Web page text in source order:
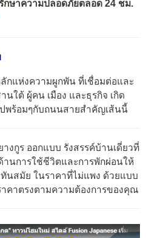
กษาความปลอดภัยตลอด 24 ชม.
กแห่งความผูกพัน ที่เชื่อมต่อและ
นใต้ ผู้คน เมือง และธุรกิจ เกิด
พร้อมๆกับถนนสายสำคัญเส้นนี้
งกูร ออกแบบ รังสรรค์บ้านเดี่ยวที่
นการใช้ชีวิตและการพักผ่อนให้
นสมัย ในราคาที่ไม่แพง ด้วยแบบ
คาตรงตามความต้องการของคุณ